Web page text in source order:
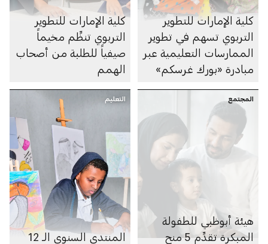
كلية الإمارات للتطوير
التربوي تسهم في تطوير
الممارسات التعليمية عبر
مبادرة «بورك غرسكم»
كلية الإمارات للتطوير
التربوي تنظِّم مخيماً
صيفياً للطلبة من أصحاب
الهمم
المجتمع
هيئة أبوظبي للطفولة
المبكرة تقدِّم 5 منح
التعليم
المنتدى السنوي الـ 12